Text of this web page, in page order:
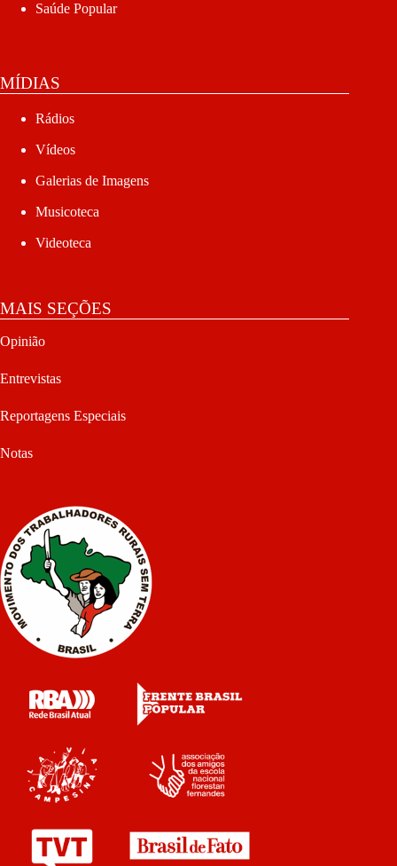
Saúde Popular
MÍDIAS
Rádios
Vídeos
Galerias de Imagens
Musicoteca
Videoteca
MAIS SEÇÕES
Opinião
Entrevistas
Reportagens Especiais
Notas